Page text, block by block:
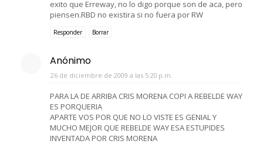
exito que Erreway, no lo digo porque son de aca, pero
piensen.RBD no existira si no fuera por RW
Responder Borrar
Anónimo
26 de diciembre de 2009 a las 5:20 p.m.
PARA LA DE ARRIBA CRIS MORENA COPI A REBELDE WAY
ES PORQUERIA
APARTE VOS POR QUE NO LO VISTE ES GENIAL Y
MUCHO MEJOR QUE REBELDE WAY ESA ESTUPIDES
INVENTADA POR CRIS MORENA